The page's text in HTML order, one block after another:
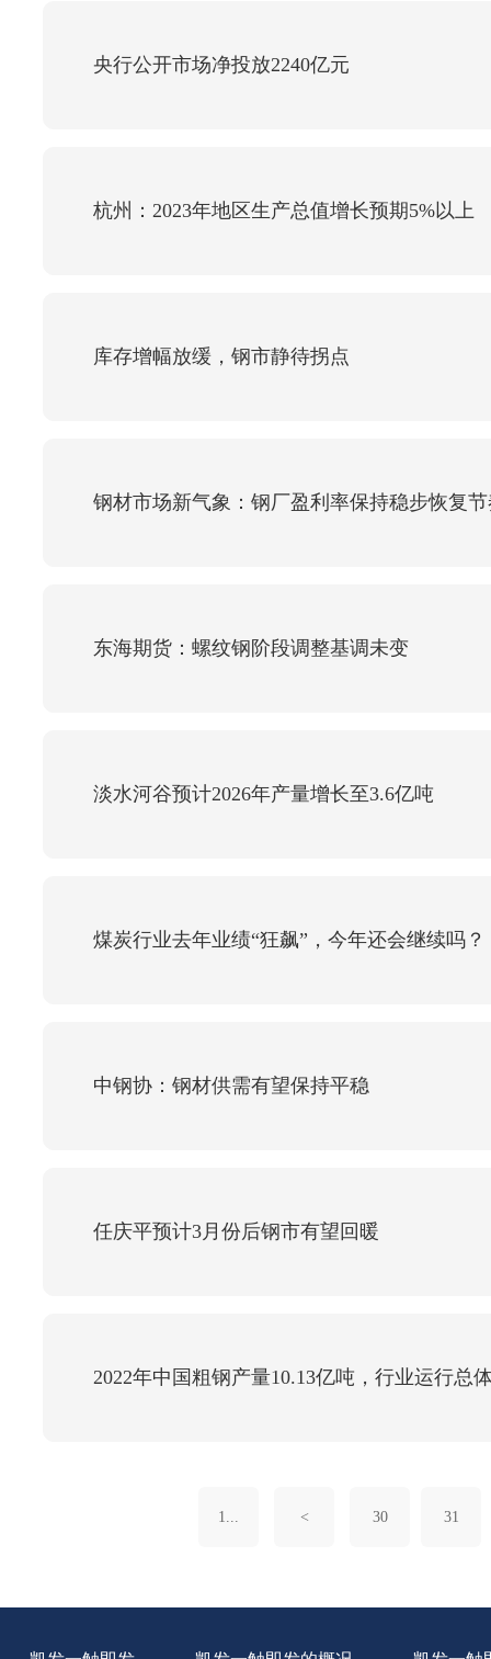
央行公开市场净投放2240亿元
杭州：2023年地区生产总值增长预期5%以上
库存增幅放缓，钢市静待拐点
钢材市场新气象：钢厂盈利率保持稳步恢复
东海期货：螺纹钢阶段调整基调未变
淡水河谷预计2026年产量增长至3.6亿吨
煤炭行业去年业绩“狂飙”，今年还会继续吗？
中钢协：钢材供需有望保持平稳
任庆平预计3月份后钢市有望回暖
2022年中国粗钢产量10.13亿吨，行业运行总
1... < 30 31